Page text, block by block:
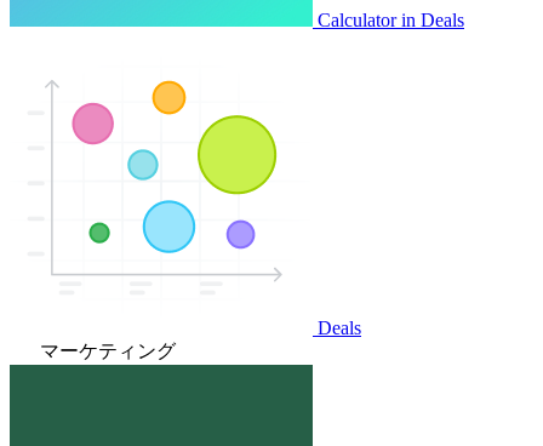
Calculator in Deals
Deals
マーケティング